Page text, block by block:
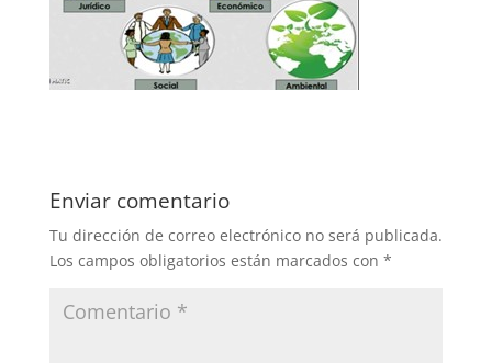
Enviar comentario
Tu dirección de correo electrónico no será publicada.
Los campos obligatorios están marcados con *